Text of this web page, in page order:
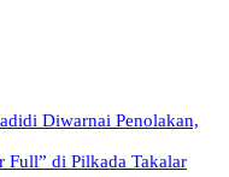
Diwarnai Penolakan,
Full” di Pilkada Takalar